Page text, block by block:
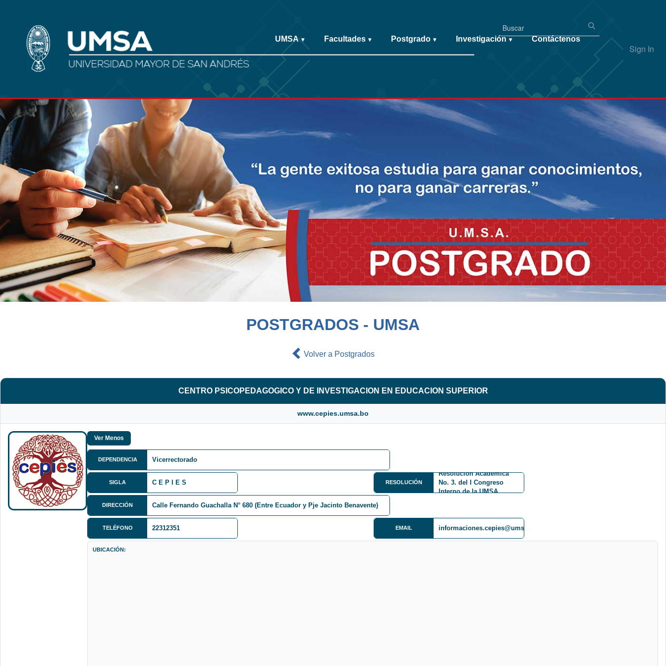
Sign In
UMSA ▾ Facultades ▾ Postgrado ▾ Investigación ▾ Contáctenos
POSTGRADOS - UMSA
Volver a Postgrados
CENTRO PSICOPEDAGOGICO Y DE INVESTIGACION EN EDUCACION SUPERIOR
www.cepies.umsa.bo
DEPENDENCIA Vicerrectorado
SIGLA C E P I E S RESOLUCIÓN
Resolución Académica
No. 3. del I Congreso
Interno de la UMSA
DIRECCIÓN Calle Fernando Guachalla N° 680 (Entre Ecuador y Pje Jacinto Benavente)
TELÉFONO 22312351 EMAIL informaciones.cepies@umsa.bocides@cides.edu.bo
UBICACIÓN: